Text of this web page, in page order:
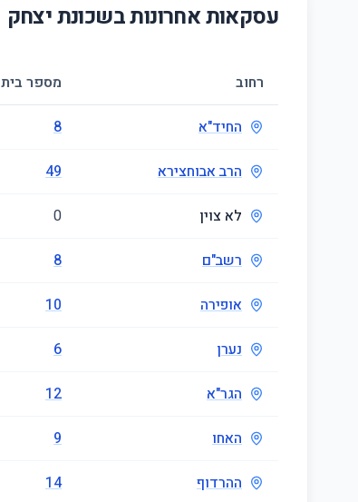
עסקאות אחרונות בשכונתיצחק
רחוב מספר בית
החיד"א 8
הרב אבוחצירא 49
לא צוין 0
רשב"ם 8
אופירה 10
נערן 6
הגר"א 12
האחו 9
ההרדוף 14